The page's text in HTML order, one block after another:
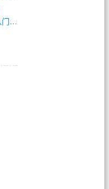
蓝月传奇私服攻略大全：新手小白快速入门指(386)